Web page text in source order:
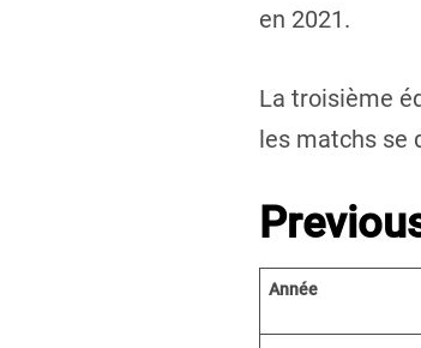
en 2021.
La troisième
les matchs se
Année